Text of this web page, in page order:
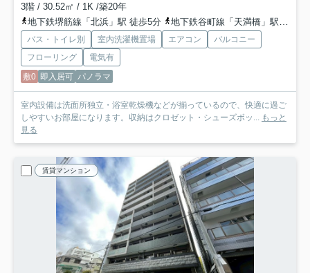
3階 / 30.52㎡ / 1K /築20年
地下鉄堺筋線「北浜」駅 徒歩5分
地下鉄谷町線「天満橋」駅 徒歩7分
バス・トイレ別 室内洗濯機置場 エアコン
バルコニー
フローリング
電気有
敷0 即入居可 パノラマ
室内設備は洗面所独立・浴室乾燥機などが揃っているので、快適に過ご
しやすいお部屋になります。収納はクロゼット・シューズボッ... もっと
見る
賃貸マンション